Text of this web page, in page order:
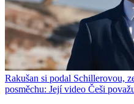
Rakušan si podal Schillerovou,
posměchu: Její video Češi